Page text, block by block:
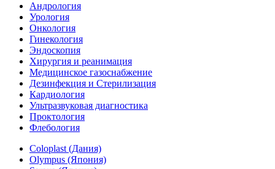
Андрология
Урология
Онкология
Гинекология
Эндоскопия
Хирургия и реанимация
Медицинское газоснабжение
Дезинфекция и Стерилизация
Кардиология
Ультразвуковая диагностика
Проктология
Флебология
Coloplast (Дания)
Olympus (Япония)